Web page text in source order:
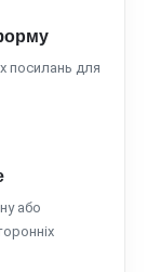
посилань для
або